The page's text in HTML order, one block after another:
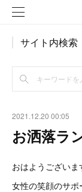
サイト内検索
2021.12.20 00:05
お洒落ラ
おはようございま
女性の笑顔のサポ